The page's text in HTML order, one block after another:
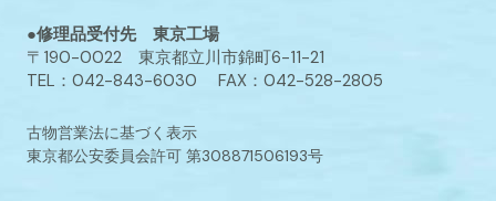
●修理品受付先 東京工場
〒190-0022 東京都立川市錦町6-11-21
TEL：042-843-6030 FAX：042-528-2805
古物営業法に基づく表示
東京都公安委員会許可 第308871506193号